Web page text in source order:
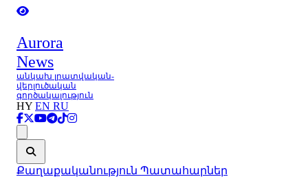
Aurora
News
անկախ լրատվական-
վերլուծական
գործակալություն
HY EN RU
Քաղաքականություն Պատահարներ